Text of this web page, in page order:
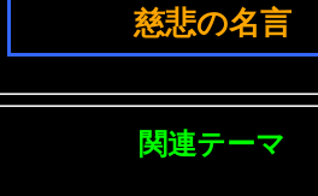
慈悲の名言
関連テーマ